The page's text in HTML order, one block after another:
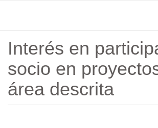
Inicio
Presentación
Interés en
socio en
área descrita